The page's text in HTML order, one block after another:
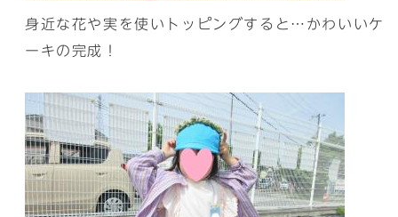
身近な花や実を使いトッピングすると…かわいいケ
ーキの完成！